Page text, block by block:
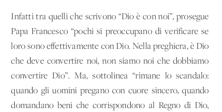
Infatti tra quelli che scrivono “Dio è con noi”, prosegue
Papa Francesco “pochi si preoccupano di verificare se
loro sono effettivamente con Dio. Nella preghiera, è Dio
che deve convertire noi, non siamo noi che dobbiamo
convertire Dio”. Ma, sottolinea “rimane lo scandalo:
quando gli uomini pregano con cuore sincero, quando
domandano beni che corrispondono al Regno di Dio,